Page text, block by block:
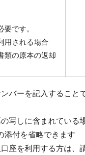
です。
用される場合
類の原本の返却
バーを記入すること
しに含まれている
添付を省略できます
座を利用する方は、